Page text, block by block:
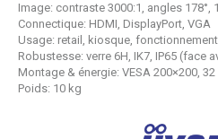
Image: contraste 3000:1, angles 178°,
Connectique: HDMI, DisplayPort, VGA
Usage: retail, kiosque,
Robustesse: verre 6H, IK7, IP65 (face
Montage & énergie: VESA 200×200, 32
Poids: 10 kg